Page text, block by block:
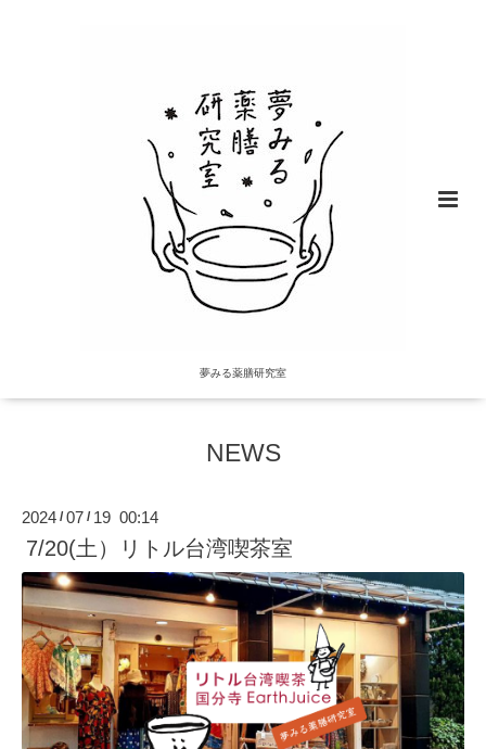
夢みる薬膳研究室
NEWS
2024 /07 / 19 00:14
7/20(土）リトル台湾喫茶室